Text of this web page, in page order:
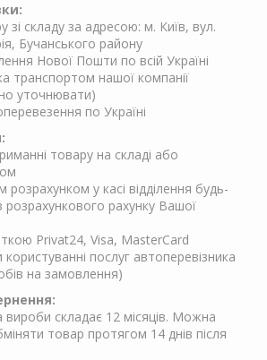
зі складу за адресою: м. Київ, вул.
Бучанського району
Нової Пошти по всій Україні
транспортом нашої компанії
уточнювати)
по Україні
товару на складі або
розрахунком у касі відділення будь-
розрахункового рахунку Вашої
Privat24, Visa, MasterCard
послуг автоперевізника
на замовлення)
вироби складає 12 місяців. Можна
товар протягом 14 днів після